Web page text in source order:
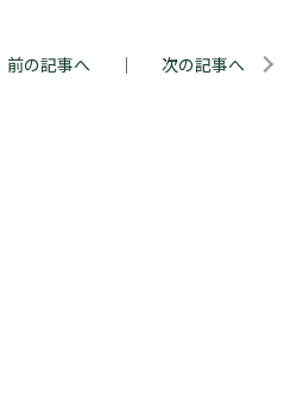
前の記事へ ｜ 次の記事へ